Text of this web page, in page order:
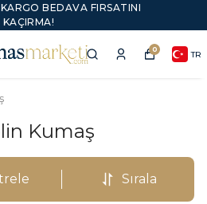
YENI SEZON ÜRÜNLER
0 TR
Kumaş
Sırala